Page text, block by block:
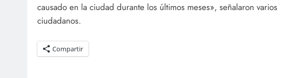
causado en la ciudad durante los últimos meses», señalaron varios
ciudadanos.
Compartir